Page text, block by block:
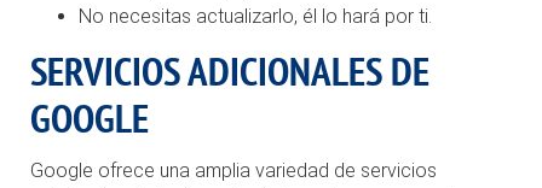
No necesitas actualizarlo, él lo hará por ti.
SERVICIOS ADICIONALES DE
GOOGLE
Google ofrece una amplia variedad de servicios